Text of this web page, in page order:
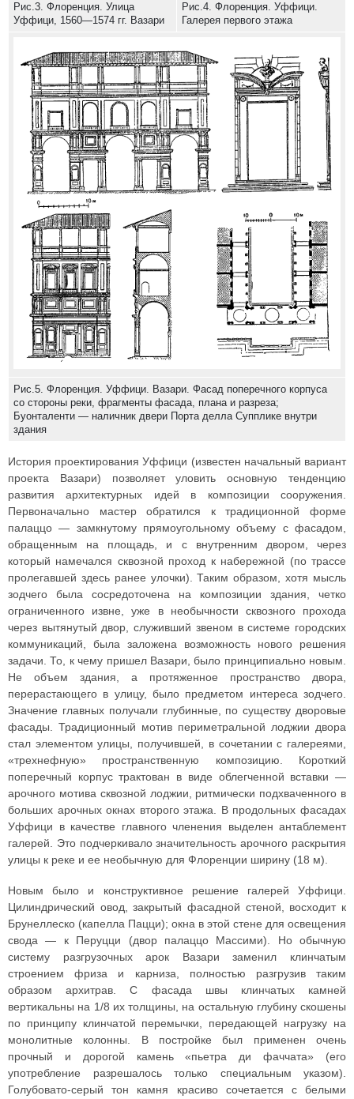
Рис.3. Флоренция. Улица
Уффици, 1560—1574 гг. Вазари
Рис.4. Флоренция. Уффици.
Галерея первого этажа
Рис.5. Флоренция. Уффици. Вазари. Фасад поперечного корпуса
со стороны реки, фрагменты фасада, плана и разреза;
Буонталенти — наличник двери Порта делла Супплике внутри
здания
История проектирования Уффици (известен начальный вариант
проекта Вазари) позволяет уловить основную тенденцию
развития архитектурных идей в композиции сооружения.
Первоначально мастер обратился к традиционной форме
палаццо — замкнутому прямоугольному объему с фасадом,
обращенным на площадь, и с внутренним двором, через
который намечался сквозной проход к набережной (по трассе
пролегавшей здесь ранее улочки). Таким образом, хотя мысль
зодчего была сосредоточена на композиции здания, четко
ограниченного извне, уже в необычности сквозного прохода
через вытянутый двор, служивший звеном в системе городских
коммуникаций, была заложена возможность нового решения
задачи. То, к чему пришел Вазари, было принципиально новым.
Не объем здания, а протяженное пространство двора,
перерастающего в улицу, было предметом интереса зодчего.
Значение главных получали глубинные, по существу дворовые
фасады. Традиционный мотив периметральной лоджии двора
стал элементом улицы, получившей, в сочетании с галереями,
«трехнефную» пространственную композицию. Короткий
поперечный корпус трактован в виде облегченной вставки —
арочного мотива сквозной лоджии, ритмически подхваченного в
больших арочных окнах второго этажа. В продольных фасадах
Уффици в качестве главного членения выделен антаблемент
галерей. Это подчеркивало значительность арочного раскрытия
улицы к реке и ее необычную для Флоренции ширину (18 м).
Новым было и конструктивное решение галерей Уффици.
Цилиндрический овод, закрытый фасадной стеной, восходит к
Брунеллеско (капелла Пацци); окна в этой стене для освещения
свода — к Перуцци (двор палаццо Массими). Но обычную
систему разгрузочных арок Вазари заменил клинчатым
строением фриза и карниза, полностью разгрузив таким
образом архитрав. С фасада швы клинчатых камней
вертикальны на 1/8 их толщины, на остальную глубину скошены
по принципу клинчатой перемычки, передающей нагрузку на
монолитные колонны. В постройке был применен очень
прочный и дорогой камень «пьетра ди фаччата» (его
употребление разрешалось только специальным указом).
Голубовато-серый тон камня красиво сочетается с белыми